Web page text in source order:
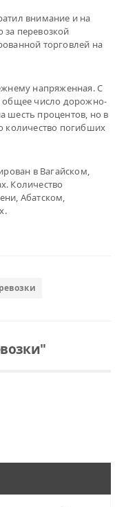
внимание и на
перевозкой
торговлей на
напряженная. С
общее число дорожно-
шесть процентов, но в
количество погибших
в Вагайском,
Количество
Абатском,